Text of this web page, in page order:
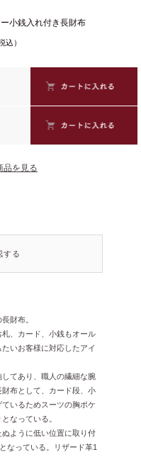
小銭入れ付き長財布
込）
品を見る
する
財布。
、カード、小銭もオール
いお客様に対応したアイ
てあり、職人の繊細な腕
布として、カード段、小
いるためスーツの胸ポケ
なっている。
ように低い位置に取り付
なっている。リザード革1